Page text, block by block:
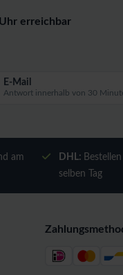
erreichbar
E-Mail
Antwort innerhalb von 30
am
DHL:
selben Tag